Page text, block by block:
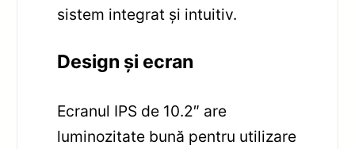
sistem integrat și intuitiv.
Design și ecran
Ecranul IPS de 10.2″ are
luminozitate bună pentru utilizare